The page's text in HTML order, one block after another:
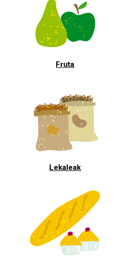
Fruta
Lekaleak